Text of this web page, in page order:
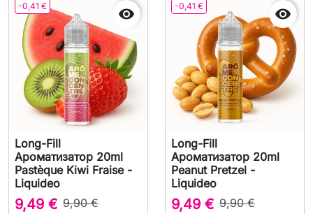
-0,41 € 
Long-Fill
Ароматизатор 20ml
Pastèque Kiwi Fraise -
Liquideo
9,49 € 9,90 €
-0,41 € 
Long-Fill
Ароматизатор 20ml
Peanut Pretzel -
Liquideo
9,49 € 9,90 €